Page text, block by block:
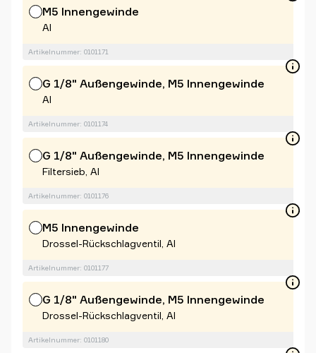
M5 Innengewinde
Al
Artikelnummer: 0101171
G 1/8" Außengewinde, M5 Innengewinde
Al
Artikelnummer: 0101174
G 1/8" Außengewinde, M5 Innengewinde
Filtersieb, Al
Artikelnummer: 0101176
M5 Innengewinde
Drossel-Rückschlagventil, Al
Artikelnummer: 0101177
G 1/8" Außengewinde, M5 Innengewinde
Drossel-Rückschlagventil, Al
Artikelnummer: 0101180